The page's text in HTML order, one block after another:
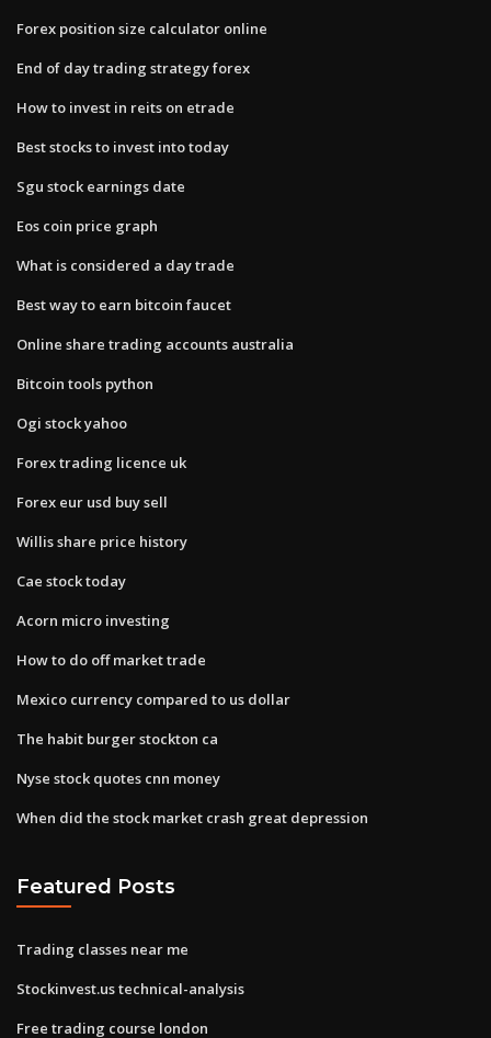
Forex position size calculator online
End of day trading strategy forex
How to invest in reits on etrade
Best stocks to invest into today
Sgu stock earnings date
Eos coin price graph
What is considered a day trade
Best way to earn bitcoin faucet
Online share trading accounts australia
Bitcoin tools python
Ogi stock yahoo
Forex trading licence uk
Forex eur usd buy sell
Willis share price history
Cae stock today
Acorn micro investing
How to do off market trade
Mexico currency compared to us dollar
The habit burger stockton ca
Nyse stock quotes cnn money
When did the stock market crash great depression
Featured Posts
Trading classes near me
Stockinvest.us technical-analysis
Free trading course london